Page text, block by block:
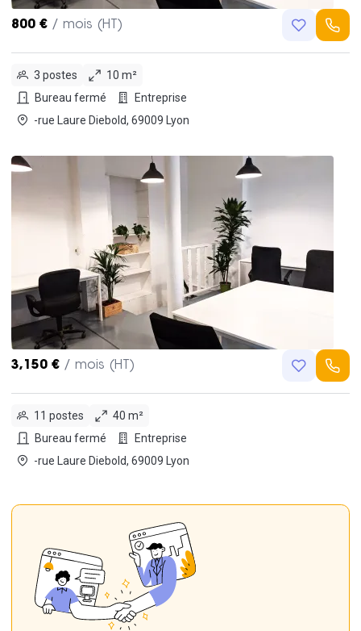
800 € / mois (HT)
3 postes
10 m²
Bureau fermé
Entreprise
-rue Laure Diebold, 69009 Lyon
3,150 € / mois (HT)
11 postes
40 m²
Bureau fermé
Entreprise
-rue Laure Diebold, 69009 Lyon